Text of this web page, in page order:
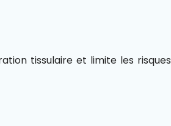
tissulaire et limite les risques